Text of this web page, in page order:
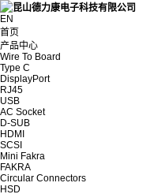
EN
首页
产品中心
Wire To Board
Type C
DisplayPort
RJ45
USB
AC Socket
D-SUB
HDMI
SCSI
Mini Fakra
FAKRA
Circular Connectors
HSD